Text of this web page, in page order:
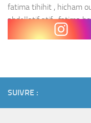
fatima tihihit , hicham
abdellatif atif , fatima
hamata ,...
SUIVRE :